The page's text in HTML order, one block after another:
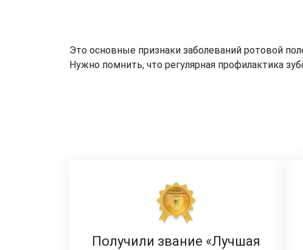
Это основные признаки заболеваний ротовой
Нужно помнить, что регулярная профилактика
Получили звание «Лучшая